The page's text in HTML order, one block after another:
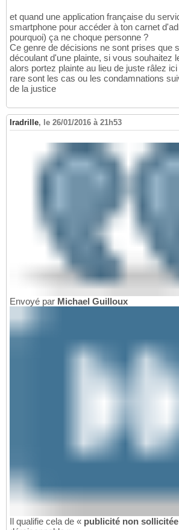
et quand une application française du
smartphone pour accéder à ton carnet
pourquoi) ça ne choque personne ?
Ce genre de décisions ne sont prises que
découlant d'une plainte, si vous souhaitez
alors portez plainte au lieu de juste râlez ici
rare sont les cas ou les condamnations
de la justice
Iradrille, le 26/01/2016 à 21h53
Envoyé par Michael Guilloux
Il qualifie cela de « publicité non sollicitée